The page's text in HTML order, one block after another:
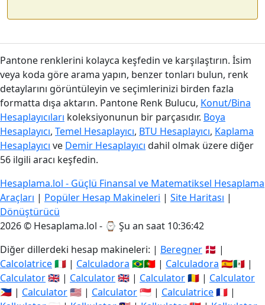
Pantone renklerini kolayca keşfedin ve karşılaştırın. İsim
veya koda göre arama yapın, benzer tonları bulun, renk
detaylarını görüntüleyin ve seçimlerinizi birden fazla
formatta dışa aktarın. Pantone Renk Bulucu, Konut/Bina
Hesaplayıcıları koleksiyonunun bir parçasıdır. Boya
Hesaplayıcı, Temel Hesaplayıcı, BTU Hesaplayıcı, Kaplama
Hesaplayıcı ve Demir Hesaplayıcı dahil olmak üzere diğer
56 ilgili aracı keşfedin.
Hesaplama.lol - Güçlü Finansal ve Matematiksel Hesaplama
Araçları | Popüler Hesap Makineleri | Site Haritası |
Dönüştürücü
2026 © Hesaplama.lol - ⌚ Şu an saat 10:36:42
Diğer dillerdeki hesap makineleri: | Beregner 🇩🇰 |
Calcolatrice🇮🇹 | Calculadora 🇧🇷🇵🇹 | Calculadora 🇪🇸🇲🇽 |
Calculator🇬🇧 | Calculator🇬🇧 | Calculator🇷🇴 | Calculator
🇵🇭 | Calculator🇺🇸 | Calculator🇸🇬 | Calculatrice🇫🇷 |